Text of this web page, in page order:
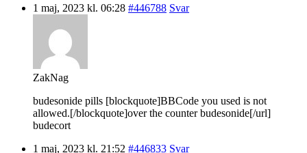
1 maj, 2023 kl. 06:28 #446788 Svar
ZakNag
budesonide pills [blockquote]BBCode you used is not
allowed.[/blockquote]over the counter budesonide[/url]
budecort
1 maj, 2023 kl. 21:52 #446833 Svar